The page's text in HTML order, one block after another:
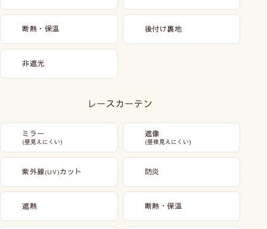
断熱・保温 後付け裏地
非遮光
レースカーテン
ミラー
(昼見えにくい)
遮像
(昼夜見えにくい)
紫外線(UV)カット 防炎
遮熱 断熱・保温